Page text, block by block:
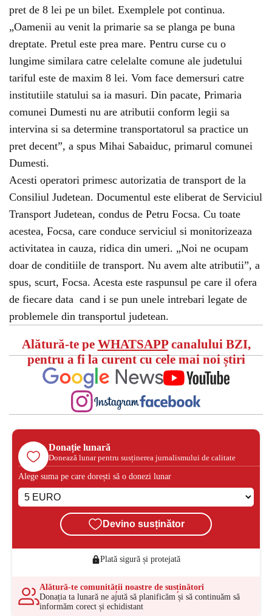
pret de 8 lei pe un bilet. Exemplele pot continua.
„Oamenii au venit la primarie sa se planga pe buna
dreptate. Pretul este prea mare. Pentru curse cu o
lungime similara catre celelalte comune ale judetului
tariful este de maxim 8 lei. Vom face demersuri catre
institutiile statului sa ia masuri. Din pacate, Primaria
comunei Dumesti nu are atributii conform legii sa
intervina si sa determine transportatorul sa practice un
pret decent”, a spus Mihai Sabaiduc, primarul comunei
Dumesti.
Acesti operatori primesc autorizatia de transport de la
Consiliul Judetean. Documentul este eliberat de Serviciul
Transport Judetean, condus de Petru Focsa. Cu toate
acestea, Focsa, care conduce serviciul si monitorizeaza
activitatea in cauza, ridica din umeri. „Noi ne ocupam
doar de conditiile de transport. Nu avem alte atributii”, a
spus, scurt, Focsa. Acesta este raspunsul pe care il ofera
de fiecare data cand i se pun unele intrebari legate de
problemele din transportul judetean.
Alătură-te pe WHATSAPPcanalului BZI,
pentru a fi la curent cu cele mai noi știri
Donație lunară
Donează lunar pentru susținerea jurnalismului de calitate
Alege suma pe care dorești să o donezi lunar
Devino susținător
Plată sigură și protejată
Alătură-te comunității noastre de susținători
Donația ta lunară ne ajută să planificăm și să continuăm să
informăm corect și echidistant